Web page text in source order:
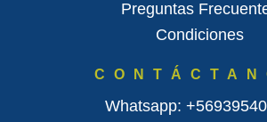
Preguntas
Condiciones
Whatsapp: